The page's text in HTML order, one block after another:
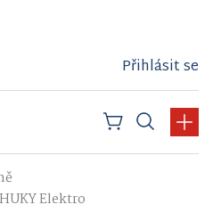
Přihlásit se
Elektro